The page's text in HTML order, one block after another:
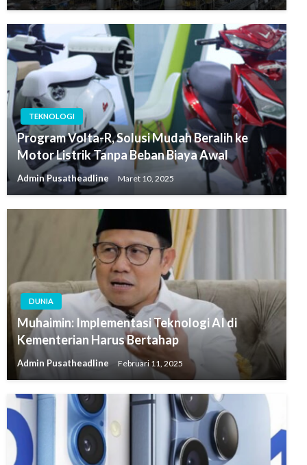
TEKNOLOGI
Program Volta-R, Solusi Mudah Beralih ke
Motor Listrik Tanpa Beban Biaya Awal
Admin Pusatheadline Maret 10, 2025
DUNIA
Muhaimin: Implementasi Teknologi AI di
Kementerian Harus Bertahap
Admin Pusatheadline Februari 11, 2025